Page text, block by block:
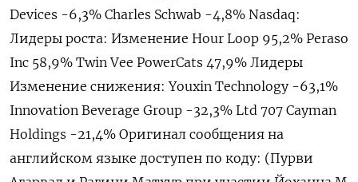
Devices -6,3% Charles Schwab -4,8% Nasdaq:
Лидеры роста: Изменение Hour Loop 95,2% Peraso
Inc 58,9% Twin Vee PowerCats 47,9% Лидеры
Изменение снижения: Youxin Technology -63,1%
Innovation Beverage Group -32,3% Ltd 707 Cayman
Holdings -21,4% Оригинал сообщения на
английском языке доступен по коду: (Пурви